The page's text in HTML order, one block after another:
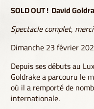
SOLD OUT ! David
Spectacle complet,
Dimanche 23 février
Depuis ses débuts au
Goldrake a parcouru le
où il a remporté de
internationale.